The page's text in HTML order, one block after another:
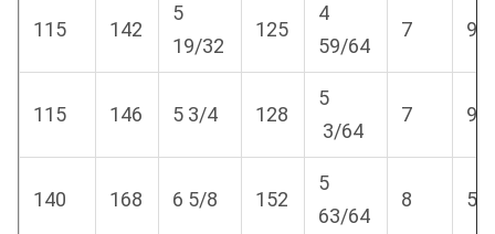
115 142
5
19/32
125
4
59/64
7 9/
115 146 5 3/4 128
5
3/64
7 9/
140 168 6 5/8 152
5
63/64
8 5/